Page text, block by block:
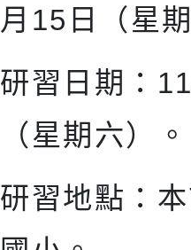
月15日（星
研習日期：
（星期六）。
研習地點：